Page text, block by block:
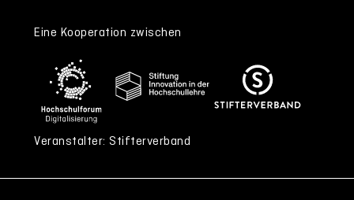
Eine Kooperation zwischen
Veranstalter: Stifterverband